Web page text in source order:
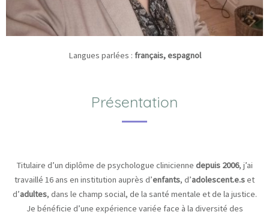
Langues parlées : français, espagnol
Présentation
Titulaire d’un diplôme de psychologue clinicienne depuis 2006, j’ai
travaillé 16 ans en institution auprès d’enfants, d’adolescent.e.set
d’adultes, dans le champ social, de la santé mentale et de la justice.
Je bénéficie d’une expérience variée face à la diversité des